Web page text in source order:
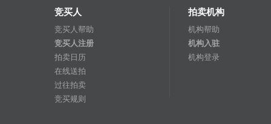
竞买人
竞买人帮助
竞买人注册
拍卖日历
在线送拍
过往拍卖
竞买规则
拍卖机构
机构帮助
机构入驻
机构登录